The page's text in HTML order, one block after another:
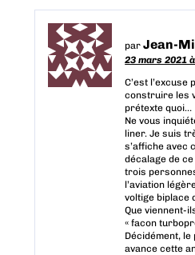
parJean-Mi
23 mars 2021
C’est
construire les
prétexte quoi…
Ne vous
liner. Je suis
s’affiche avec
décalage de
trois
l’aviation
voltige biplace
Que viennent-
« facon
Décidément,
avance cette